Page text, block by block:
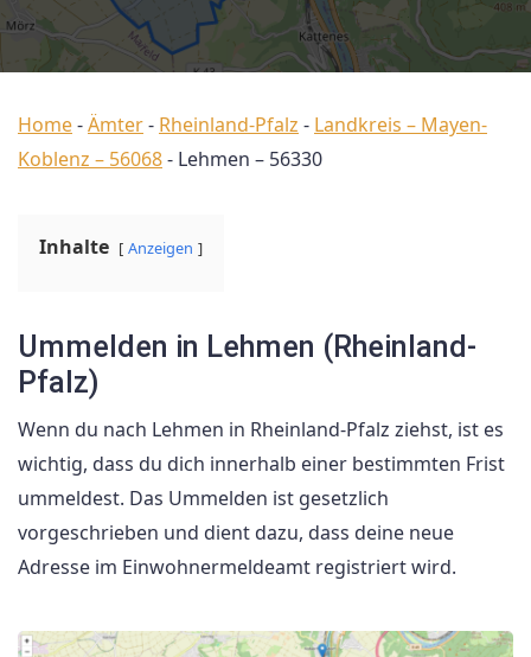
Home-Ämter- Rheinland-Pfalz - Landkreis – Mayen-
Koblenz – 56068- Lehmen – 56330
Inhalte Anzeigen
Ummelden in Lehmen (Rheinland-
Pfalz)
Wenn du nach Lehmen in Rheinland-Pfalz ziehst, ist es
wichtig, dass du dich innerhalb einer bestimmten Frist
ummeldest. Das Ummelden ist gesetzlich
vorgeschrieben und dient dazu, dass deine neue
Adresse im Einwohnermeldeamt registriert wird.